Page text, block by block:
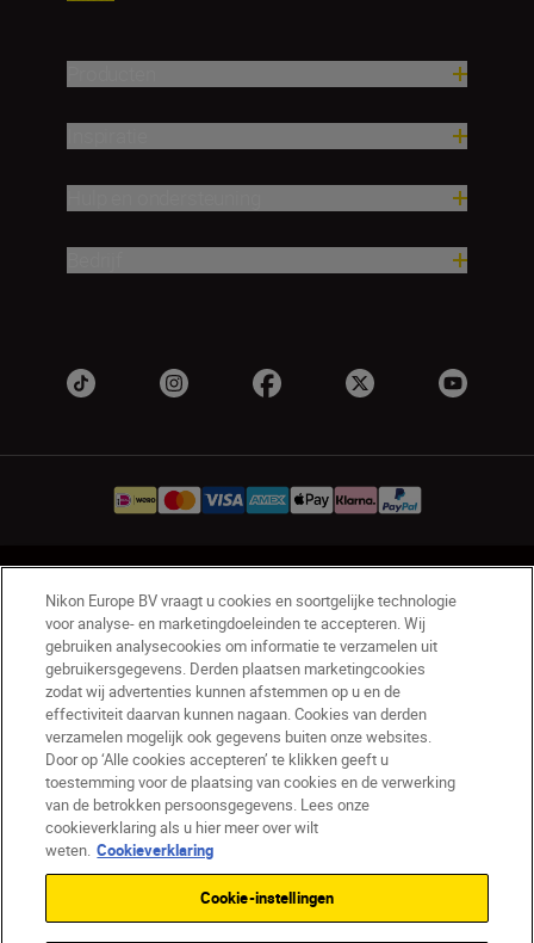
Contact opnemen
Privacyverklaring
Gebruiksvoorwaarden
Nikon Store - Algemene voorwaarden
Cookieverklaring
Toegankelijkheid
Cookie-instellingen
© 2026 Nikon
Nikon Europe BV vraagt u cookies en soortgelijke technologie
voor analyse- en marketingdoeleinden te accepteren. Wij
gebruiken analysecookies om informatie te verzamelen uit
gebruikersgegevens. Derden plaatsen marketingcookies
zodat wij advertenties kunnen afstemmen op u en de
effectiviteit daarvan kunnen nagaan. Cookies van derden
verzamelen mogelijk ook gegevens buiten onze websites.
Door op ‘Alle cookies accepteren’ te klikken geeft u
toestemming voor de plaatsing van cookies en de verwerking
van de betrokken persoonsgegevens. Lees onze
cookieverklaring als u hier meer over wilt
weten. Cookieverklaring
Cookie-instellingen